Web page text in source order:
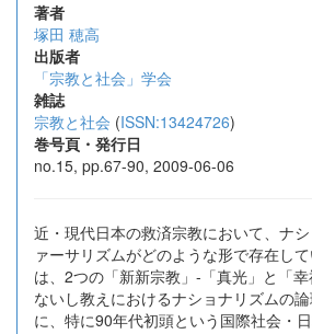
著者
塚田 穂高
出版者
「宗教と社会」学会
雑誌
宗教と社会 (ISSN:13424726)
巻号頁・発行日
no.15, pp.67-90, 2009-06-06
近・現代日本の救済宗教において、ナ
ァーサリズムがどのような形で存在し
は、2つの「新新宗教」-「真光」と「
ないし教えにおけるナショナリズムの
に、特に90年代初頭という国際社会・